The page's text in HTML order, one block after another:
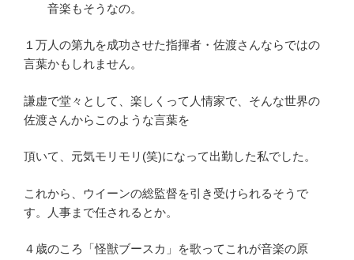
音楽もそうなの。
１万人の第九を成功させた指揮者・佐渡さんならではの
言葉かもしれません。
謙虚で堂々として、楽しくって人情家で、そんな世界の
佐渡さんからこのような言葉を
頂いて、元気モリモリ(笑)になって出勤した私でした。
これから、ウイーンの総監督を引き受けられるそうで
す。人事まで任されるとか。
４歳のころ「怪獣ブースカ」を歌ってこれが音楽の原